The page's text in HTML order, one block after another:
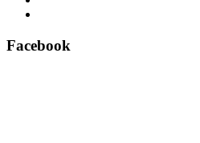
Facebook